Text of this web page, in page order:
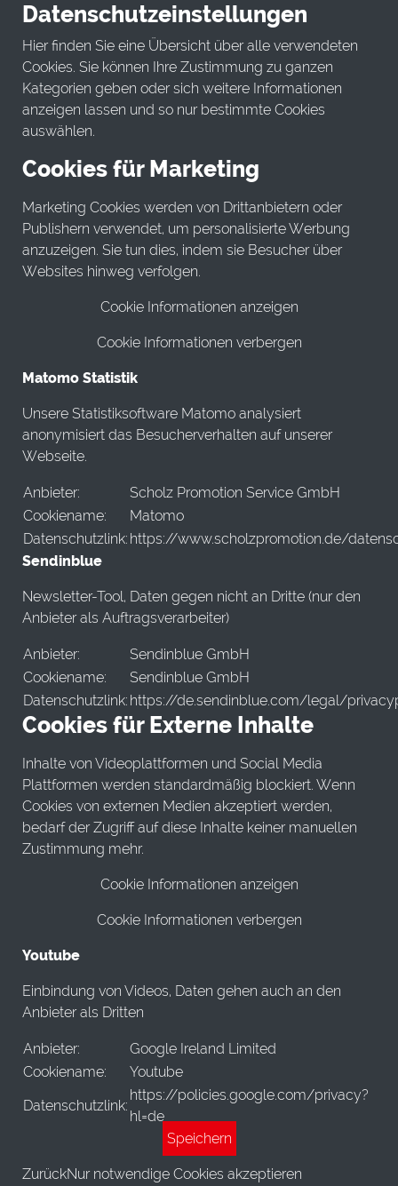
Datenschutzeinstellungen
Hier finden Sie eine Übersicht über alle verwendeten
Cookies. Sie können Ihre Zustimmung zu ganzen
Kategorien geben oder sich weitere Informationen
anzeigen lassen und so nur bestimmte Cookies
auswählen.
Cookies für Marketing
Marketing Cookies werden von Drittanbietern oder
Publishern verwendet, um personalisierte Werbung
anzuzeigen. Sie tun dies, indem sie Besucher über
Websites hinweg verfolgen.
Cookie Informationen anzeigen
Cookie Informationen verbergen
Matomo Statistik
Unsere Statistiksoftware Matomo analysiert
anonymisiert das Besucherverhalten auf unserer
Webseite.
Anbieter:
Scholz Promotion Service GmbH
Cookiename:
Matomo
Datenschutzlink: https://www.scholzpromotion.de/
Sendinblue
Newsletter-Tool, Daten gegen nicht an Dritte (nur den
Anbieter als Auftragsverarbeiter)
Anbieter:
Sendinblue GmbH
Cookiename:
Sendinblue GmbH
Datenschutzlink: https://de.sendinblue.com/legal/
Cookies für Externe Inhalte
Inhalte von Videoplattformen und Social Media
Plattformen werden standardmäßig blockiert. Wenn
Cookies von externen Medien akzeptiert werden,
bedarf der Zugriff auf diese Inhalte keiner manuellen
Zustimmung mehr.
Cookie Informationen anzeigen
Cookie Informationen verbergen
Youtube
Einbindung von Videos, Daten gehen auch an den
Anbieter als Dritten
Anbieter:
Google Ireland Limited
Cookiename:
Youtube
Datenschutzlink:
https://policies.google.com/privacy?
hl=de
Speichern
ZurückNur notwendige Cookies akzeptieren